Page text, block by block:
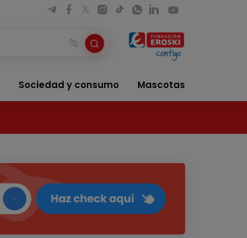
Sociedad y consumo Mascotas